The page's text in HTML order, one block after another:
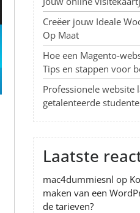
Creëer jouw Ideale
Op Maat
Hoe een Magento-
Tips en stappen voor
Professionele website
getalenteerde
Laatste
mac4dummiesnl op
maken van een
de tarieven?